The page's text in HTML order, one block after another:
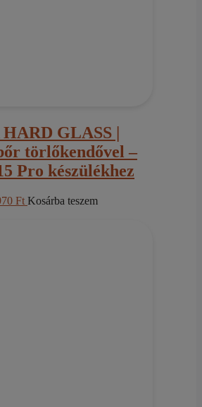
GLASS |
törlőkendővel –
Pro készülékhez
FtCurrent
Kosárba teszem